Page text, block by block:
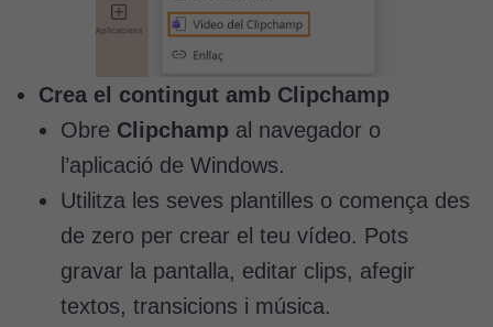
Crea el contingut amb Clipchamp
Obre Clipchamp al navegador o
l’aplicació de Windows.
Utilitza les seves plantilles o comença des
de zero per crear el teu vídeo. Pots
gravar la pantalla, editar clips, afegir
textos, transicions i música.